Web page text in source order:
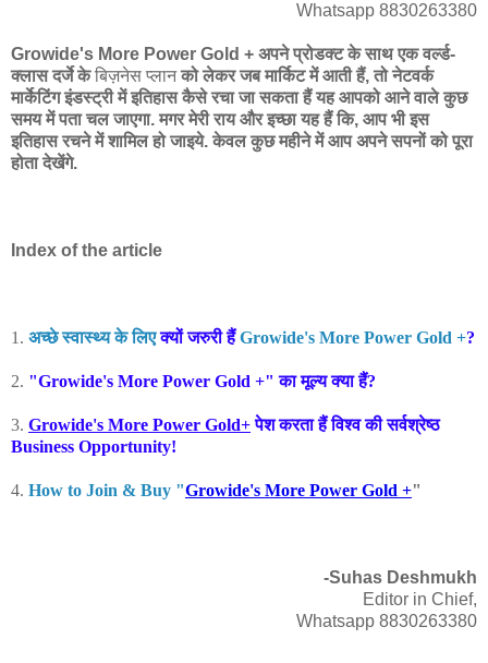
Whatsapp 8830263380
Growide's More Power Gold + अपने प्रोडक्ट के साथ एक वर्ल्ड-
क्लास दर्जे केबिज़नेस प्लानको लेकर जब मार्किट में आती हैं, तो नेटवर्क
मार्केटिंग इंडस्ट्री में इतिहास कैसे रचा जा सकता हैं यह आपको आने वाले कुछ
समय में पता चल जाएगा. मगर मेरी राय और इच्छा यह हैं कि, आप भी इस
इतिहास रचने में शामिल हो जाइये. केवल कुछ महीने में आप अपने सपनों को पूरा
होता देखेंगे.
Index of the article
1. अच्छे स्वास्थ्य के लिएक्यों जरुरी हैंGrowide's More Power Gold +?
2. "Growide's More Power Gold +" का मूल्य क्या हैं?
3. Growide's More Power Gold+पेश करता हैं विश्व की सर्वश्रेष्ठ
Business Opportunity!
4. How to Join & Buy "Growide's More Power Gold +"
-Suhas Deshmukh
Editor in Chief,
Whatsapp 8830263380